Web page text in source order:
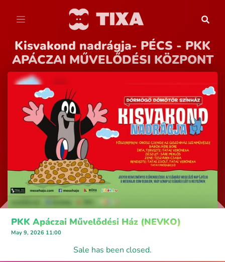
Kisvakond nadrágja- PÉCS - PKK
APÁCZAI MŰVELŐDÉSI KÖZPONT
PKK Apáczai Művelődési Ház (NEVKO)
May 9, 2026 11:00
Sale has been closed.